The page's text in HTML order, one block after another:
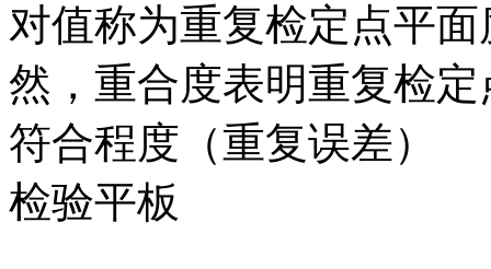
对值称为重复检定点平
然，重合度表明重复检
符合程度（重复误差）
检验平板